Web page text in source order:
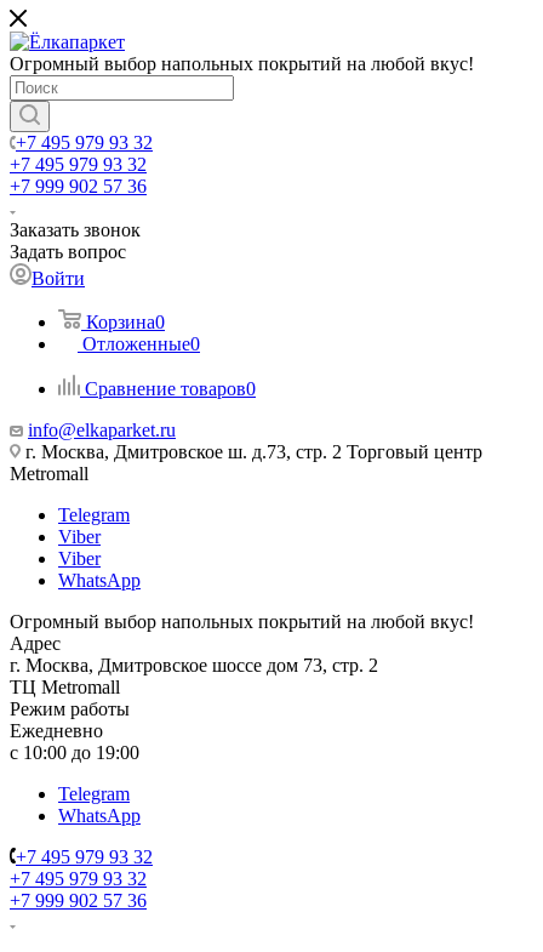
Огромный выбор напольных покрытий на любой вкус!
+7 495 979 93 32
+7 495 979 93 32
+7 999 902 57 36
Заказать звонок
Задать вопрос
Войти
Корзина0
Отложенные0
Сравнение товаров0
info@elkaparket.ru
г. Москва, Дмитровское ш. д.73, стр. 2 Торговый центр
Metromall
Telegram
Viber
Viber
WhatsApp
Огромный выбор напольных покрытий на любой вкус!
Адрес
г. Москва, Дмитровское шоссе дом 73, стр. 2
ТЦ Metromall
Режим работы
Ежедневно
с 10:00 до 19:00
Telegram
WhatsApp
+7 495 979 93 32
+7 495 979 93 32
+7 999 902 57 36